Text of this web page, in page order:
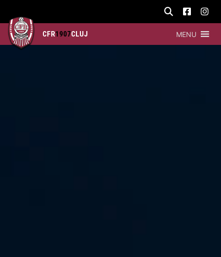
CFR1907CLUJ MENU